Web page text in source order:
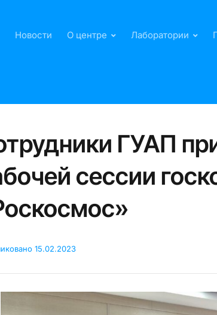
Новости О центре Лаборатории
ГУАП
сессии
15.02.2023